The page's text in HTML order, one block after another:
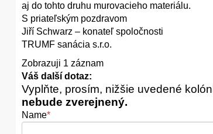
aj do tohto druhu murovacieho materiálu.
S priateľským pozdravom
Jiří Schwarz – konateľ spoločnosti
TRUMF sanácia s.r.o.
Zobrazuji 1 záznam
Váš další dotaz:
Vyplňte, prosím, nižšie uvedené
nebude zverejnený.
Name*